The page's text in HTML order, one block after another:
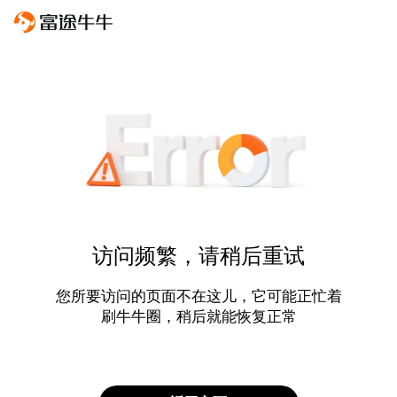
访问频繁，请稍后重试
您所要访问的页面不在这儿，它可能正忙着
刷牛牛圈，稍后就能恢复正常